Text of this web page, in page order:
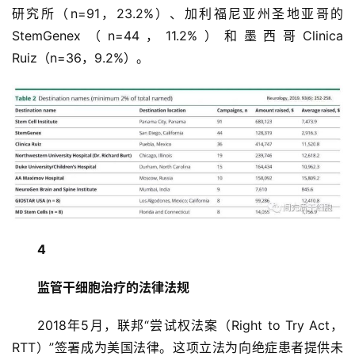
研究所（n=91，23.2%）、加利福尼亚州圣地亚哥的
StemGenex（n=44，11.2%）和墨西哥Clinica
Ruiz（n=36，9.2%）。
4
监管干细胞治疗的法律法规
2018年5月，联邦“尝试权法案（Right to Try Act，
RTT）”签署成为美国法律。这项立法为向绝症患者提供未